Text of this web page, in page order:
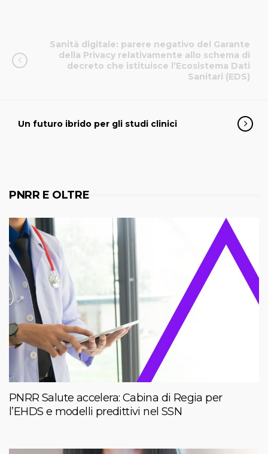
Sanità digitale: parere negativo del Garante
della Privacy relativamente allo schema di
decreto che istituisce l’Ecosistema Dati
Sanitari (EDS)
Un futuro ibrido per gli studi clinici
PNRR E OLTRE
PNRR Salute accelera: Cabina di Regia per
l’EHDS e modelli predittivi nel SSN